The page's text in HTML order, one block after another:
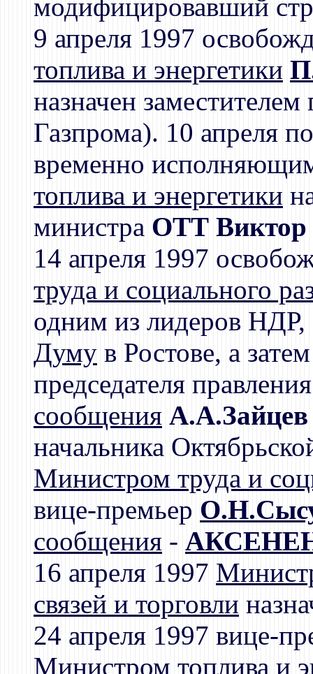
модифицировавший
9 апреля 1997
топлива и энергетики
назначен заместителем
Газпрома). 10 апреля
временно
топлива и энергетики
министра ОТТ Виктор
14 апреля 1997
труда и социального
одним из лидеров НДР,
Думу в Ростове, а
председателя
сообщения А.А.Зайцев
начальника
Министром труда и
вице-премьер
сообщения -
16 апреля 1997
связей и торговли
24 апреля 1997 вице-
Министром топлива и